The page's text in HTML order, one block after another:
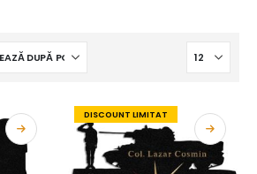
DISCOUNT LIMITAT